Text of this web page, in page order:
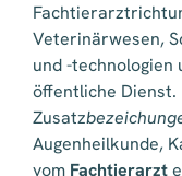
Veterinärwesen,
und -
öffentliche Dienst.
Zusatz
Augenheilkunde,
vom Fachtierarzt